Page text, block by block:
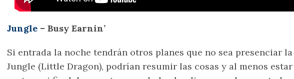
Jungle – Busy Earnin’
Si entrada la noche tendrán otros planes que no sea presenciar
Jungle (Little Dragon), podrían resumir las cosas y al menos